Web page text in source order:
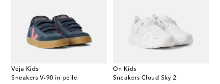
Veja Kids
Sneakers V-90 in pelle
On Kids
Sneakers Cloud Sky 2